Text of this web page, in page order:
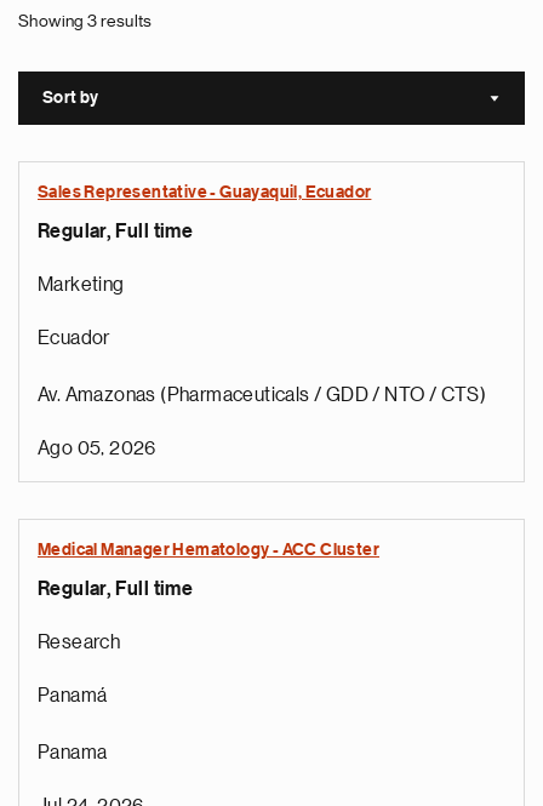
Showing 3 results
Sort by Sort
Sales Representative - Guayaquil, Ecuador
Regular, Full time
Marketing
Ecuador
Av. Amazonas (Pharmaceuticals / GDD / NTO / CTS)
Ago 05, 2026
Medical Manager Hematology - ACC Cluster
Regular, Full time
Research
Panamá
Panama